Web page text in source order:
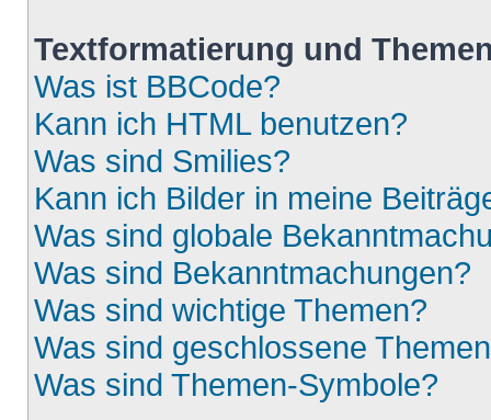
Textformatierung und
Was ist BBCode?
Kann ich HTML benutzen?
Was sind Smilies?
Kann ich Bilder in meine
Was sind globale
Was sind Bekanntmachungen?
Was sind wichtige Themen?
Was sind geschlossene
Was sind Themen-Symbole?